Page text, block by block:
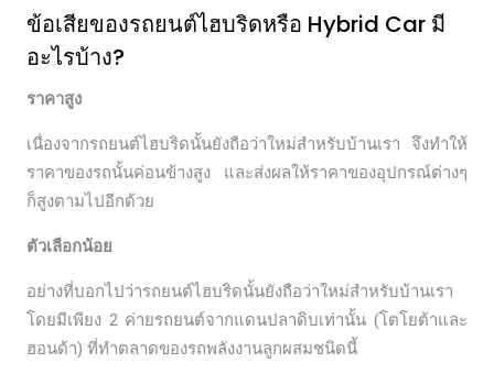
ข้อเสียของรถยนต์ไฮบริดหรือ Hybrid Car มี
อะไรบ้าง?
ราคาสูง
เนื่องจากรถยนต์ไฮบริดนั้นยังถือว่าใหม่สำหรับบ้านเรา จึงทำให้
ราคาของรถนั้นค่อนข้างสูง และส่งผลให้ราคาของอุปกรณ์ต่างๆ
ก็สูงตามไปอีกด้วย
ตัวเลือกน้อย
อย่างที่บอกไปว่ารถยนต์ไฮบริดนั้นยังถือว่าใหม่สำหรับบ้านเรา
โดยมีเพียง 2 ค่ายรถยนต์จากแดนปลาดิบเท่านั้น (โตโยต้าและ
ฮอนด้า) ที่ทำตลาดของรถพลังงานลูกผสมชนิดนี้